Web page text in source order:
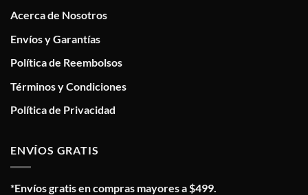
Acerca de Nosotros
Envíos y Garantías
Política de Reembolsos
Términos y Condiciones
Política de Privacidad
ENVÍOS GRATIS
*Envíos gratis en compras mayores a $499.